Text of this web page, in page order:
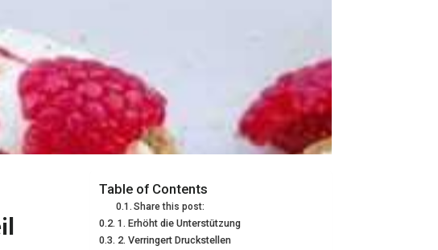
Table of Contents
Share this post:
1. Erhöht die Unterstützung
2. Verringert Druckstellen